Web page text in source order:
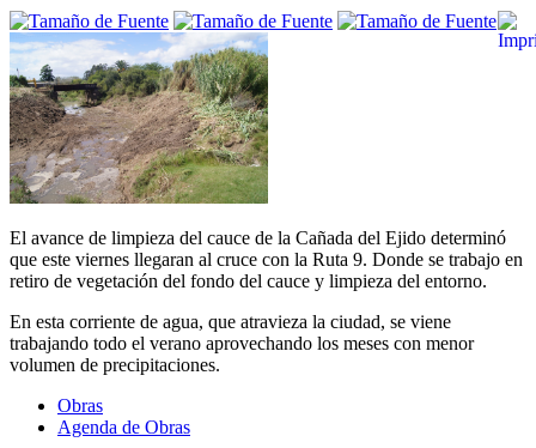
El avance de limpieza del cauce de la Cañada del Ejido determinó
que este viernes llegaran al cruce con la Ruta 9. Donde se trabajo en
retiro de vegetación del fondo del cauce y limpieza del entorno.
En esta corriente de agua, que atravieza la ciudad, se viene
trabajando todo el verano aprovechando los meses con menor
volumen de precipitaciones.
Obras
Agenda de Obras